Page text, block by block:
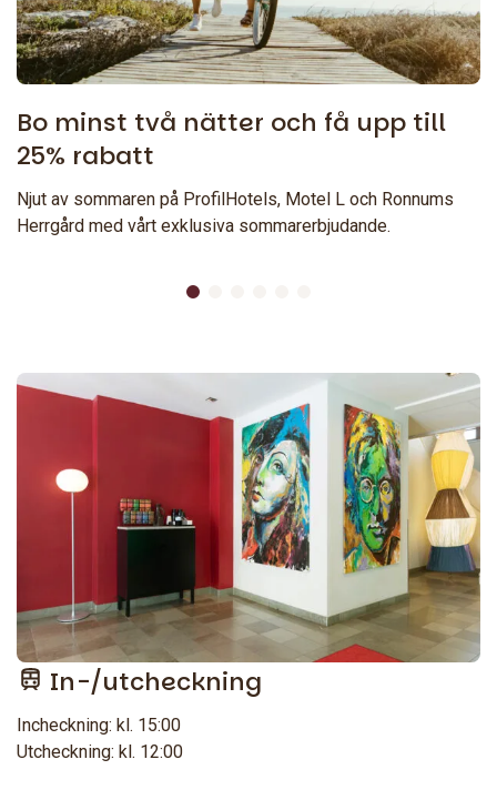
Bo minst två nätter och få upp till
25% rabatt
Njut av sommaren på ProfilHotels, Motel L och Ronnums
Herrgård med vårt exklusiva sommarerbjudande.
In-/utcheckning
Incheckning: kl. 15:00
Utcheckning: kl. 12:00